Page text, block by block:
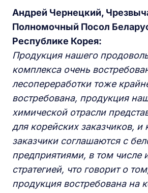
Андрей Чернецкий,
Полномочный Посол
Республике Корея:
Продукция нашего
комплекса очень
лесопереработки тоже
востребована, продукция
химической отрасли
для корейских заказчиков, и
заказчики соглашаются с
предприятиями, в том числе
стратегией, что говорит о
продукция востребована на